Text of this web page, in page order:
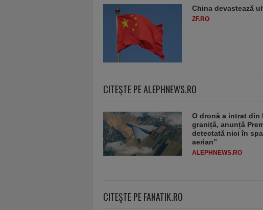
China devastează
ZF.RO
CITEŞTE PE ALEPHNEWS.RO
O dronă a intrat din
graniță, anunță
detectată nici în
aerian”
ALEPHNEWS.RO
CITEŞTE PE FANATIK.RO